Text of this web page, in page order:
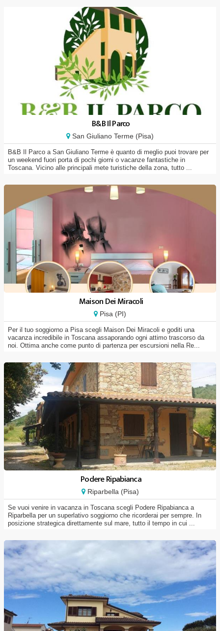
B&B Il Parco
San Giuliano Terme (Pisa)
B&B Il Parco a San Giuliano Terme è quanto di meglio puoi trovare per
un weekend fuori porta di pochi giorni o vacanze fantastiche in
Toscana. Vicino alle principali mete turistiche della zona, tutto ...
Maison Dei Miracoli
Pisa (PI)
Per il tuo soggiorno a Pisa scegli Maison Dei Miracoli e goditi una
vacanza incredibile in Toscana assaporando ogni attimo trascorso da
noi. Ottima anche come punto di partenza per escursioni nella Re...
Podere Ripabianca
Riparbella (Pisa)
Se vuoi venire in vacanza in Toscana scegli Podere Ripabianca a
Riparbella per un superlativo soggiorno che ricorderai per sempre. In
posizione strategica direttamente sul mare, tutto il tempo in cui ...